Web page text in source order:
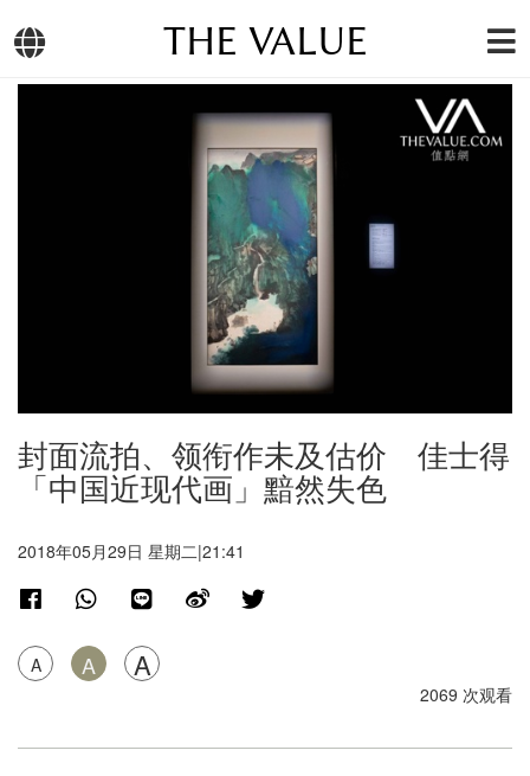
THE VALUE
封面流拍、领衔作未及估价 佳士得
「中国近现代画」黯然失色
2018年05月29日 星期二|21:41
A A A
2069 次观看